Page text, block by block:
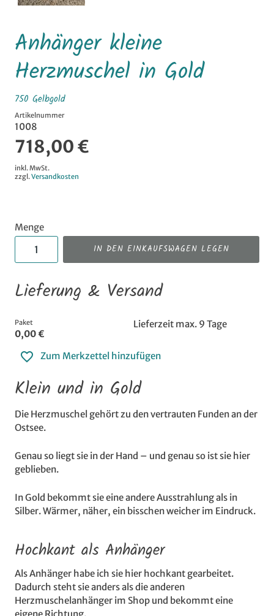
Anhänger kleine
Herzmuschel in Gold
750 Gelbgold
Artikelnummer
1008
718,00 €
inkl. MwSt.
zzgl.Versandkosten
Menge
IN DEN EINKAUFSWAGEN LEGEN
Lieferung & Versand
Paket
0,00 €
Lieferzeit max. 9 Tage
Zum Merkzettel hinzufügen
Klein und in Gold
Die Herzmuschel gehört zu den vertrauten Funden an der
Ostsee.
Genau so liegt sie in der Hand – und genau so ist sie hier
geblieben.
In Gold bekommt sie eine andere Ausstrahlung als in
Silber. Wärmer, näher, ein bisschen weicher im Eindruck.
Hochkant als Anhänger
Als Anhänger habe ich sie hier hochkant gearbeitet.
Dadurch steht sie anders als die anderen
Herzmuschelanhänger im Shop und bekommt eine